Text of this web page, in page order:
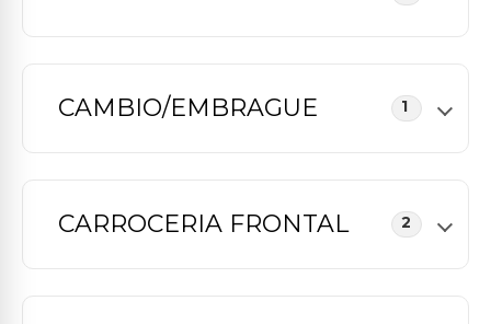
CAMBIO/EMBRAGUE 1
CARROCERIA FRONTAL 2